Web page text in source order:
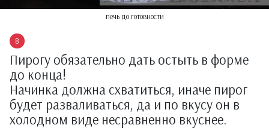
печь до готовности
Пирогу обязательно дать остыть в форме
до конца!
Начинка должна схватиться, иначе пирог
будет разваливаться, да и по вкусу он в
холодном виде несравненно вкуснее.